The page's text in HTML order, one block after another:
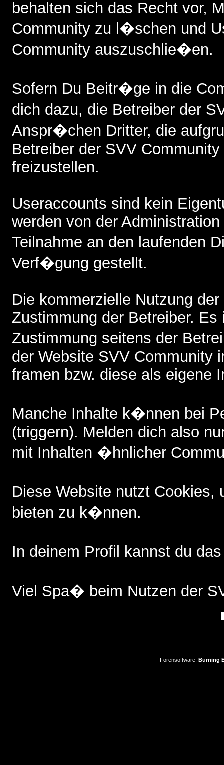
behalten sich das Recht vor,
Community zu l�schen und
Community auszuschlie�en.
Sofern Du Beitr�ge in die
dich dazu, die Betreiber der
Anspr�chen Dritter, die
Betreiber der SVV
freizustellen.
Useraccounts sind kein
werden von der
Teilnahme an den laufenden
Verf�gung gestellt.
Die kommerzielle Nutzung
Zustimmung der Betreiber.
Zustimmung seitens der
der Website SVV Community
framen bzw. diese als eigene
Manche Inhalte k�nnen bei
(triggern). Melden dich also
mit Inhalten �hnlicher
Diese Website nutzt
bieten zu k�nnen.
In deinem Profil kannst du
Viel Spa� beim Nutzen der
Forensoftware: Burning